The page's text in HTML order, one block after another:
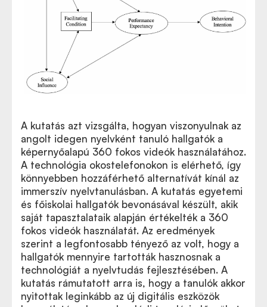
A kutatás azt vizsgálta, hogyan viszonyulnak az
angolt idegen nyelvként tanuló hallgatók a
képernyőalapú 360 fokos videók használatához.
A technológia okostelefonokon is elérhető, így
könnyebben hozzáférhető alternatívát kínál az
immerszív nyelvtanulásban. A kutatás egyetemi
és főiskolai hallgatók bevonásával készült, akik
saját tapasztalataik alapján értékelték a 360
fokos videók használatát. Az eredmények
szerint a legfontosabb tényező az volt, hogy a
hallgatók mennyire tartották hasznosnak a
technológiát a nyelvtudás fejlesztésében. A
kutatás rámutatott arra is, hogy a tanulók akkor
nyitottak leginkább az új digitális eszközök